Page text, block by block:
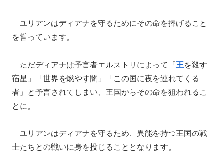
ユリアンはディアナを守るためにその命を捧げること
を誓っています。
ただディアナは予言者エルストリによって「王を殺す
宿星」「世界を燃やす闇」「この国に夜を連れてくる
者」と予言されてしまい、王国からその命を狙われるこ
とに。
ユリアンはディアナを守るため、異能を持つ王国の戦
士たちとの戦いに身を投じることとなります。